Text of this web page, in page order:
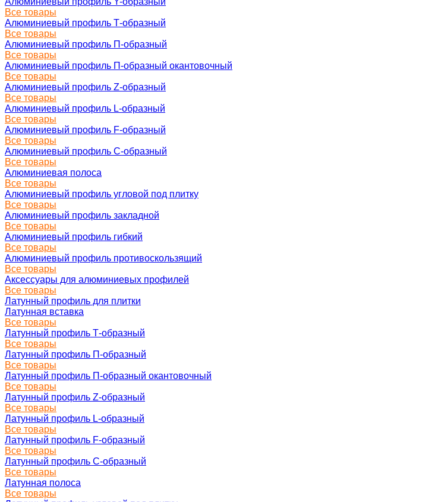
Все товары
Алюминиевый профиль Т-образный
Все товары
Алюминиевый профиль П-образный
Все товары
Алюминиевый профиль П-образный окантовочный
Все товары
Алюминиевый профиль Z-образный
Все товары
Алюминиевый профиль L-образный
Все товары
Алюминиевый профиль F-образный
Все товары
Алюминиевый профиль C-образный
Все товары
Алюминиевая полоса
Все товары
Алюминиевый профиль угловой под плитку
Все товары
Алюминиевый профиль закладной
Все товары
Алюминиевый профиль гибкий
Все товары
Алюминиевый профиль противоскользящий
Все товары
Аксессуары для алюминиевых профилей
Все товары
Латунный профиль для плитки
Латунная вставка
Все товары
Латунный профиль Т-образный
Все товары
Латунный профиль П-образный
Все товары
Латунный профиль П-образный окантовочный
Все товары
Латунный профиль Z-образный
Все товары
Латунный профиль L-образный
Все товары
Латунный профиль F-образный
Все товары
Латунный профиль C-образный
Все товары
Латунная полоса
Все товары